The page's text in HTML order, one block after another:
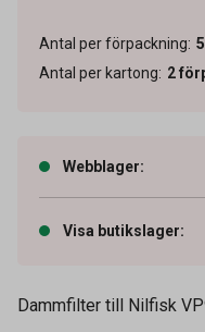
Antal per förpackning: 5
Antal per kartong: 2
Webblager:
Visa butikslager:
Dammfilter till Nilfisk
Artikelnummer
Leverantörens